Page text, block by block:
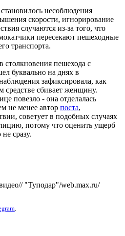
несоблюдения
скорости, игнорирование
случаются из-за того, что
пересекают пешеходные
транспорта.
столкновения пешехода с
буквально на днях в
зафиксировала, как
средстве сбивает женщину.
повезло - она отделалась
не менее автор поста,
советует в подобных случаях
потому что оценить ущерб
сразу.
"Туподар"/web.max.ru/
.